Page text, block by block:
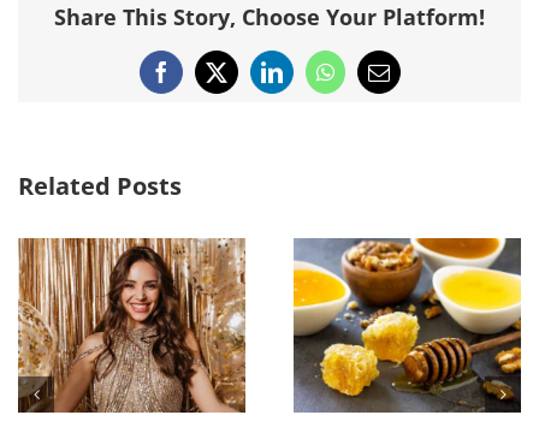
Share This Story, Choose Your Platform!
Facebook
X LinkedInWhatsApp
Email
Related Posts